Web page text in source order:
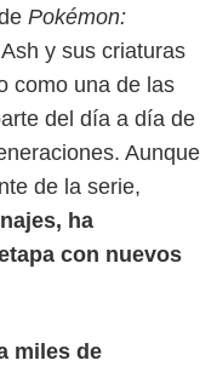
Pokémon:
y sus criaturas
como una de las
del día a día de
Aunque
de la serie,
ha
con nuevos
miles de